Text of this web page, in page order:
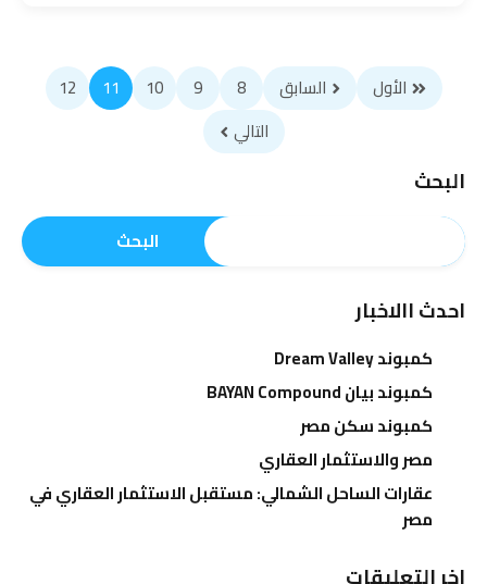
الأول السابق 8
9
10
11
12
التالي
البحث
البحث
احدث االاخبار
كمبوند Dream Valley
كمبوند بيان BAYAN Compound
كمبوند سكن مصر
مصر والاستثمار العقاري
عقارات الساحل الشمالي: مستقبل الاستثمار العقاري في
مصر